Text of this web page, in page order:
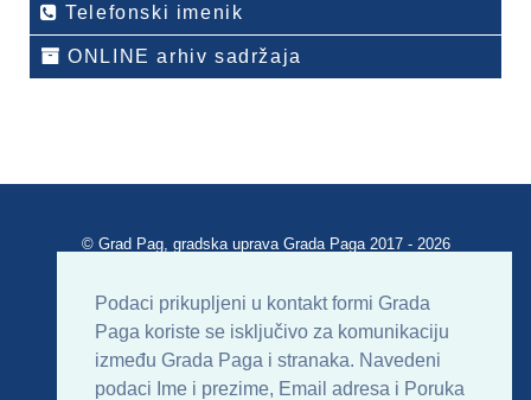
Podaci prikupljeni u kontakt formi Grada
Paga koriste se isključivo za komunikaciju
između Grada Paga i stranaka. Navedeni
podaci Ime i prezime, Email adresa i Poruka
Telefonski imenik
ONLINE arhiv sadržaja
© Grad Pag, gradska uprava Grada Paga 2017 - 2026
Uvjeti korištenja Impressum
Kontakt